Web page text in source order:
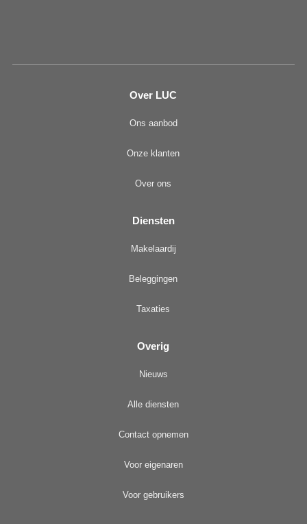
Over LUC
Ons aanbod
Onze klanten
Over ons
Diensten
Makelaardij
Beleggingen
Taxaties
Overig
Nieuws
Alle diensten
Contact opnemen
Voor eigenaren
Voor gebruikers